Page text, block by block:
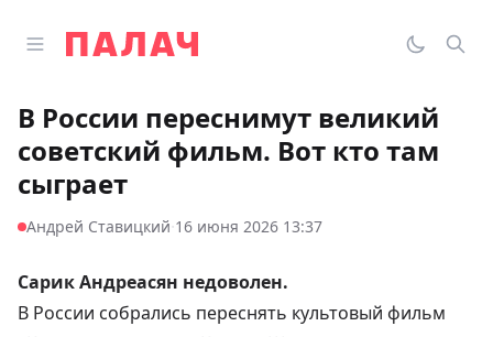
Открыть главное меню
Палач
В России переснимут великий
советский фильм. Вот кто там
сыграет
Андрей Ставицкий·16 июня 2026 13:37
Сарик Андреасян недоволен.
В России собрались переснять культовый фильм